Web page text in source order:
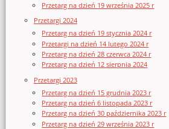
Przetarg na dzień 19 września 2025 r
Przetargi 2024
Przetarg na dzień 19 stycznia 2024 r
Przetargi na dzień 14 lutego 2024 r
Przetarg na dzień 28 czerwca 2024 r
Przetarg na dzień 12 sierpnia 2024
Przetargi 2023
Przetarg na dzień 15 grudnia 2023 r
Przetarg na dzień 6 listopada 2023 r
Przetarg na dzień 30 października 2023 r
Przetarg na dzień 29 września 2023 r